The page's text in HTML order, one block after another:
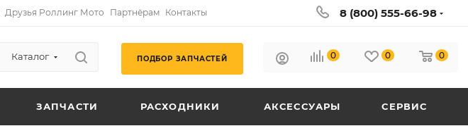
Друзья Роллинг Мото Партнёрам Контакты 8 (800) 555-66-98
Каталог ПОДБОР ЗАПЧАСТЕЙ 0 0 0
ЗАПЧАСТИ РАСХОДНИКИ АКСЕССУАРЫ СЕРВИС